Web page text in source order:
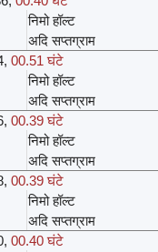
निमो हॉल्ट
अदि सप्तग्राम
,00.51 घंटे
निमो हॉल्ट
अदि सप्तग्राम
,00.39 घंटे
निमो हॉल्ट
अदि सप्तग्राम
,00.39 घंटे
निमो हॉल्ट
अदि सप्तग्राम
,00.40 घंटे